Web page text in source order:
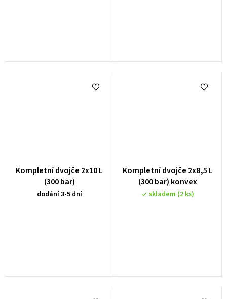
Kompletní dvojče 2x10 L
(300 bar)
dodání 3-5 dní
Kompletní dvojče 2x8,5 L
(300 bar) konvex
skladem (2 ks)